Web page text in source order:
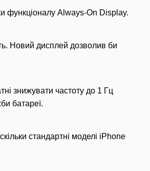
функціоналу Always-On Display.
Новий дисплей дозволив би
знижувати частоту до 1 Гц
батареї.
стандартні моделі iPhone